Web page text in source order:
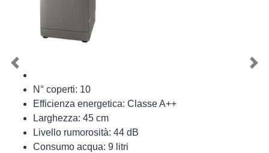
N° coperti: 10
Efficienza energetica: Classe A++
Larghezza: 45 cm
Livello rumorosità: 44 dB
Consumo acqua: 9 litri
Previous